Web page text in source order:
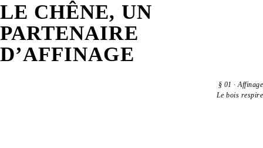
LE CHÊNE, UN
PARTENAIRE
D’AFFINAGE
§ 01 ·Affinage
Le bois respire